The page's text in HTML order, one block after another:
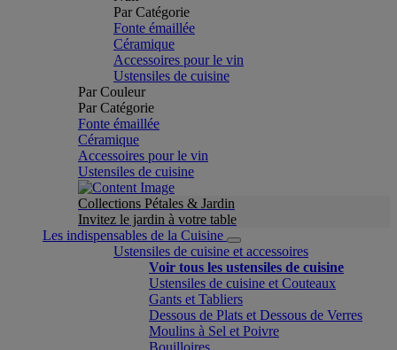
Par Catégorie
Fonte émaillée
Céramique
Accessoires pour le vin
Ustensiles de cuisine
Par Couleur
Par Catégorie
Fonte émaillée
Céramique
Accessoires pour le vin
Ustensiles de cuisine
Collections Pétales & Jardin
Invitez le jardin à votre table
Les indispensables de la Cuisine
Ustensiles de cuisine et accessoires
Voir tous les ustensiles de cuisine
Ustensiles de cuisine et Couteaux
Gants et Tabliers
Dessous de Plats et Dessous de Verres
Moulins à Sel et Poivre
Bouilloires